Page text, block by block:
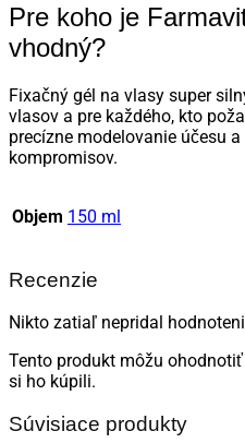
Pre koho je
vhodný?
Fixačný gél na vlasy super
vlasov a pre každého, kto
precízne modelovanie účesu
kompromisov.
Objem 150 ml
Recenzie
Nikto zatiaľ nepridal
Tento produkt môžu
si ho kúpili.
Súvisiace produkty